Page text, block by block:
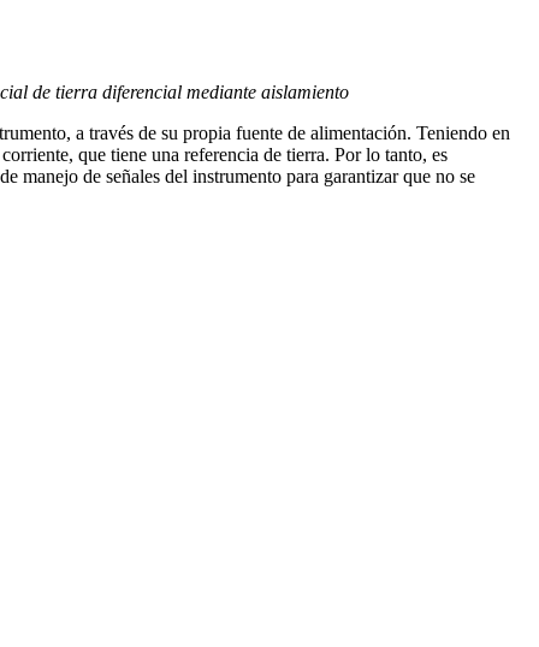
de tierra diferencial mediante aislamiento
a través de su propia fuente de alimentación. Teniendo en
que tiene una referencia de tierra. Por lo tanto, es
manejo de señales del instrumento para garantizar que no se